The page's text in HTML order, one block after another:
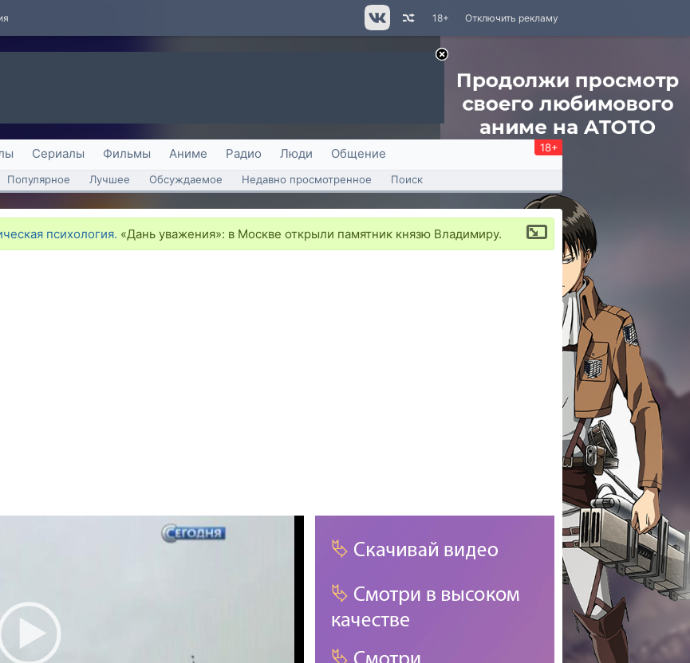
Отключить рекламу
18+
Сериалы Фильмы Аниме Радио Люди Общение 18+
Популярное Лучшее Обсуждаемое Недавно просмотренное Поиск
психология. «Дань уважения»: в Москве открыли памятник князю Владимиру.